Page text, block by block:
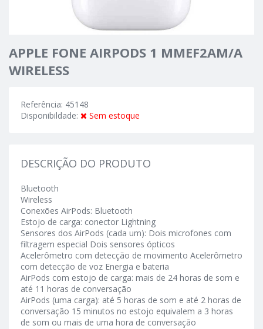
APPLE FONE AIRPODS 1 MMEF2AM/A
WIRELESS
Referência: 45148
Disponibildade:
Sem estoque
DESCRIÇÃO DO PRODUTO
Bluetooth
Wireless
Conexões AirPods: Bluetooth
Estojo de carga: conector Lightning
Sensores dos AirPods (cada um): Dois microfones com
filtragem especial Dois sensores ópticos
Acelerômetro com detecção de movimento Acelerômetro
com detecção de voz Energia e bateria
AirPods com estojo de carga: mais de 24 horas de som e
até 11 horas de conversação
AirPods (uma carga): até 5 horas de som e até 2 horas de
conversação 15 minutos no estojo equivalem a 3 horas
de som ou mais de uma hora de conversação